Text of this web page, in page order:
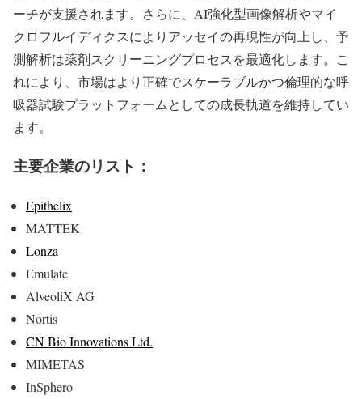
ーチが支援されます。さらに、AI強化型画像解析やマイ
クロフルイディクスによりアッセイの再現性が向上し、予
測解析は薬剤スクリーニングプロセスを最適化します。こ
れにより、市場はより正確でスケーラブルかつ倫理的な呼
吸器試験プラットフォームとしての成長軌道を維持してい
ます。
主要企業のリスト：
Epithelix
MATTEK
Lonza
Emulate
AlveoliX AG
Nortis
CN Bio Innovations Ltd.
MIMETAS
InSphero